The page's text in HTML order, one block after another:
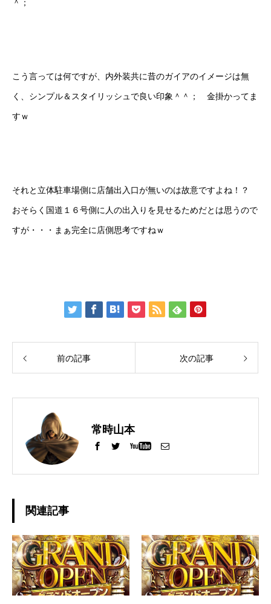
＾；
こう言っては何ですが、内外装共に昔のガイアのイメージは無
く、シンプル＆スタイリッシュで良い印象＾＾； 金掛かってま
すｗ
それと立体駐車場側に店舗出入口が無いのは故意ですよね！？
おそらく国道１６号側に人の出入りを見せるためだとは思うので
すが・・・まぁ完全に店側思考ですねｗ
前の記事 次の記事
常時山本
関連記事